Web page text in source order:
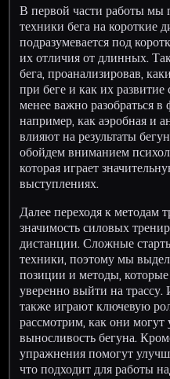
В первой части работы мы
техники бега на короткие
подразумевается под
их отличия от длинных.
бега, проанализировав,
при беге и как их развитие
менее важно разобраться в
например, как аэробная и
влияют на результаты
обойдем вниманием
которая играет
выступлениях.
Далее переходя к методам
значимость силовых
дистанции. Сложные
техники, поэтому мы
позиции и методы,
уверенно выйти на
также играют ключевую
рассмотрим, как они могут
выносливость бегуна.
упражнения помогут
что подходит для работы